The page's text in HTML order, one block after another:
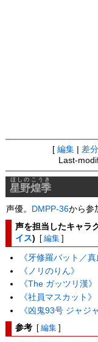
[ 編集 差分
Last-
星野
ほしの
煌季
こうき
声優。 DMPP-36から参
声を担当したキャラ
イス) [ 編集 ]
《牙修羅バット／
《ノリのりん》
《The ガッツリ漢》
《社員マスカット》
《凶鬼93号 ジャジ
参考 [ 編集 ]